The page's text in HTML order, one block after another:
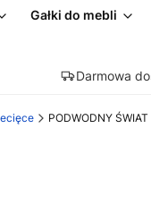
Gałki do mebli
Darmowa
PODWODNY